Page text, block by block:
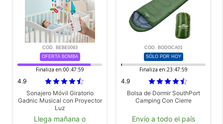
COD. BEBE0093
OFERTA BOMBA
Finaliza en:00:47:58
4.9
Sonajero Móvil Giratorio
Gadnic Musical con Proyector
Luz
Llega mañana o
COD. BODOCA01
SÓLO POR HOY
Finaliza en:23:47:58
4.9
Bolsa de Dormir SouthPort
Camping Con Cierre
Envío a todo el país